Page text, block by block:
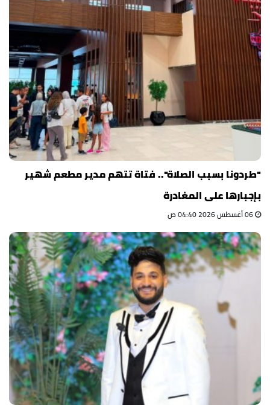
"طردونا بسبب الصلاة".. فتاة تتهم مدير مطعم شهير
بإجبارها على المغادرة